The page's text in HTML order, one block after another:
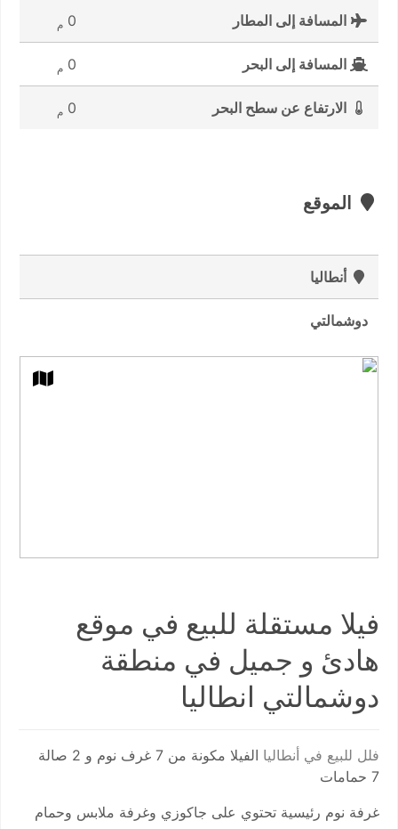
المسافة إلى المطار 0 م
المسافة إلى البحر 0 م
الارتفاع عن سطح البحر 0 م
الموقع
أنطاليا
دوشمالتي
فيلا مستقلة للبيع في موقع
هادئ و جميل في منطقة
دوشمالتي انطاليا
فلل للبيع في أنطاليا الفيلا مكونة من 7 غرف نوم و 2 صالة
7 حمامات
غرفة نوم رئيسية تحتوي على جاكوزي وغرفة ملابس وحمام